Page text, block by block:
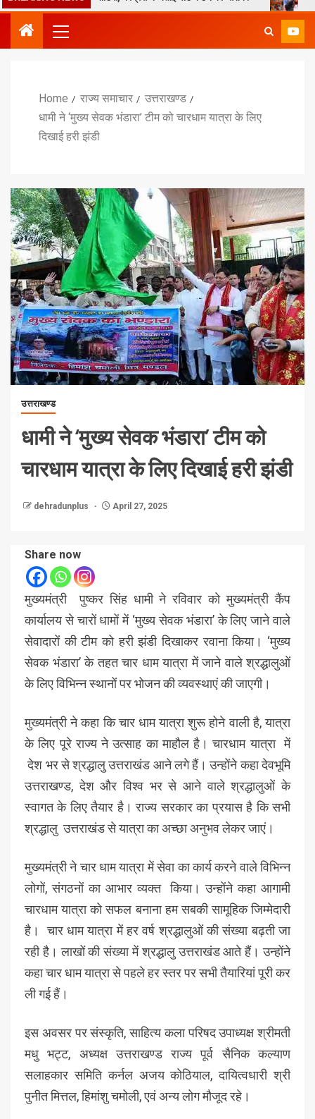
Home राज्य समाचार
उत्तराखण्ड
धामी ने ‘मुख्य सेवक भंडारा’ टीम को चारधाम यात्रा के लिए
दिखाई हरी झंडी
उत्तराखण्ड
धामी ने ‘मुख्य सेवक भंडारा’ टीम को
चारधाम यात्रा के लिए दिखाई हरी झंडी
dehradunplus April 27, 2025
Share now
मुख्यमंत्री पुष्कर सिंह धामी ने रविवार को मुख्यमंत्री कैंप
कार्यालय से चारों धामों में ‘मुख्य सेवक भंडारा’ के लिए जाने वाले
सेवादारों की टीम को हरी झंडी दिखाकर रवाना किया। ‘मुख्य
सेवक भंडारा’ के तहत चार धाम यात्रा में जाने वाले श्रद्धालुओं
के लिए विभिन्न स्थानों पर भोजन की व्यवस्थाएं की जाएगी।
मुख्यमंत्री ने कहा कि चार धाम यात्रा शुरू होने वाली है, यात्रा
के लिए पूरे राज्य ने उत्साह का माहौल है। चारधाम यात्रा में
देश भर से श्रद्धालु उत्तराखंड आने लगे हैं। उन्होंने कहा देवभूमि
उत्तराखण्ड, देश और विश्व भर से आने वाले श्रद्धालुओं के
स्वागत के लिए तैयार है। राज्य सरकार का प्रयास है कि सभी
श्रद्धालु उत्तराखंड से यात्रा का अच्छा अनुभव लेकर जाएं।
मुख्यमंत्री ने चार धाम यात्रा में सेवा का कार्य करने वाले विभिन्न
लोगों, संगठनों का आभार व्यक्त किया। उन्होंने कहा आगामी
चारधाम यात्रा को सफल बनाना हम सबकी सामूहिक जिम्मेदारी
है। चार धाम यात्रा में हर वर्ष श्रद्धालुओं की संख्या बढ़ती जा
रही है। लाखों की संख्या में श्रद्धालु उत्तराखंड आते हैं। उन्होंने
कहा चार धाम यात्रा से पहले हर स्तर पर सभी तैयारियां पूरी कर
ली गई हैं।
इस अवसर पर संस्कृति, साहित्य कला परिषद उपाध्यक्ष श्रीमती
मधु भट्ट, अध्यक्ष उत्तराखण्ड राज्य पूर्व सैनिक कल्याण
सलाहकार समिति कर्नल अजय कोठियाल, दायित्वधारी श्री
पुनीत मित्तल, हिमांशु चमोली, एवं अन्य लोग मौजूद रहे।